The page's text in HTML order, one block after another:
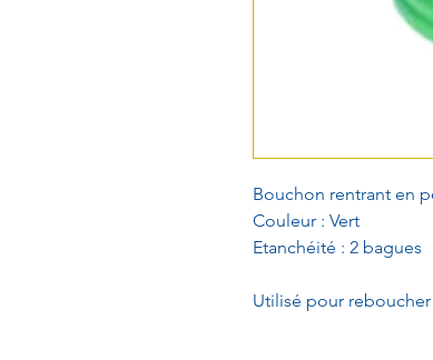
Bouchon rentrant en
Couleur : Vert
Etanchéité : 2 bagues
Utilisé pour